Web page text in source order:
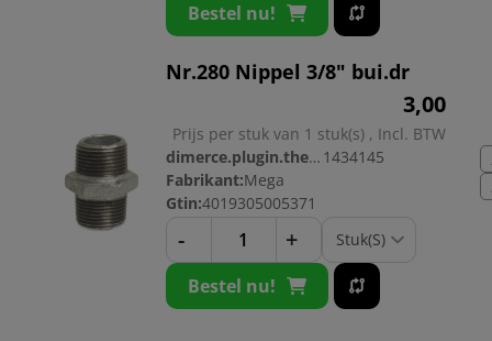
Bestel nu!
Nr.280 Nippel 3/8" bui.dr
3,00
Prijs per stuk van 1 stuk(s) , Incl. BTW
dimerce.plugin.theme.productnr: 1434145
Fabrikant:Mega
Gtin:4019305005371
- +
Bestel nu!